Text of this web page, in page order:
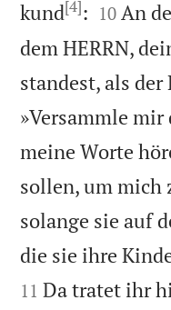
kund[4]: 

10 An
dem HERRN,
standest, als der
»Versammle mir
meine Worte
sollen, um mich
solange sie auf
die sie ihre
11 Da tratet ihr